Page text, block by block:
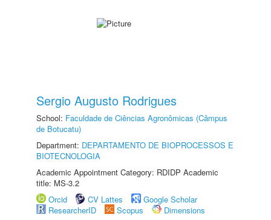
Sergio Augusto Rodrigues
School: Faculdade de Ciências Agronômicas (Câmpus
de Botucatu)
Department: DEPARTAMENTO DE BIOPROCESSOS E
BIOTECNOLOGIA
Academic Appointment Category: RDIDP Academic
title: MS-3.2
Orcid
CV Lattes
Google Scholar
ResearcherID
Scopus
Dimensions